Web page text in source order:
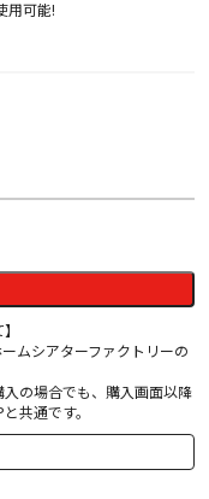
用可能!
ムシアターファクトリーの
の場合でも、購入画面以降
共通です。